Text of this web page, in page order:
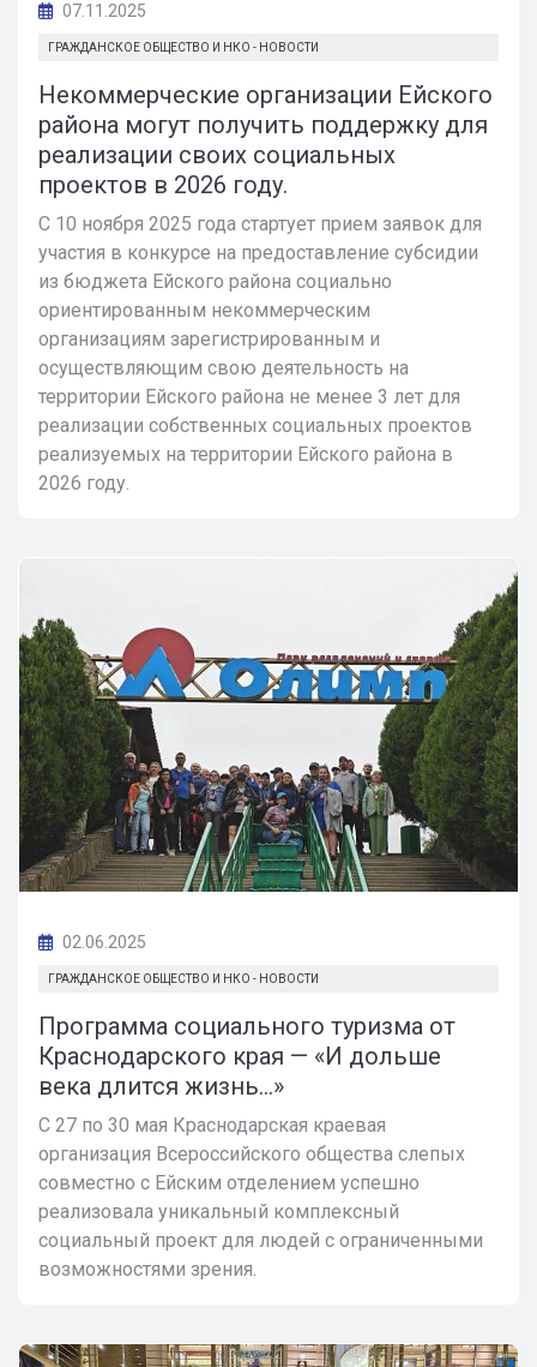
07.11.2025
ГРАЖДАНСКОЕ ОБЩЕСТВО И НКО - НОВОСТИ
Некоммерческие организации Ейского
района могут получить поддержку для
реализации своих социальных
проектов в 2026 году.
С 10 ноября 2025 года стартует прием заявок для
участия в конкурсе на предоставление субсидии
из бюджета Ейского района социально
ориентированным некоммерческим
организациям зарегистрированным и
осуществляющим свою деятельность на
территории Ейского района не менее 3 лет для
реализации собственных социальных проектов
реализуемых на территории Ейского района в
2026 году.
02.06.2025
ГРАЖДАНСКОЕ ОБЩЕСТВО И НКО - НОВОСТИ
Программа социального туризма от
Краснодарского края — «И дольше
века длится жизнь...»
С 27 по 30 мая Краснодарская краевая
организация Всероссийского общества слепых
совместно с Ейским отделением успешно
реализовала уникальный комплексный
социальный проект для людей с ограниченными
возможностями зрения.